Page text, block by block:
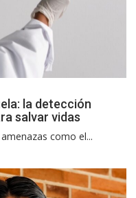
la detección
salvar vidas
como el...